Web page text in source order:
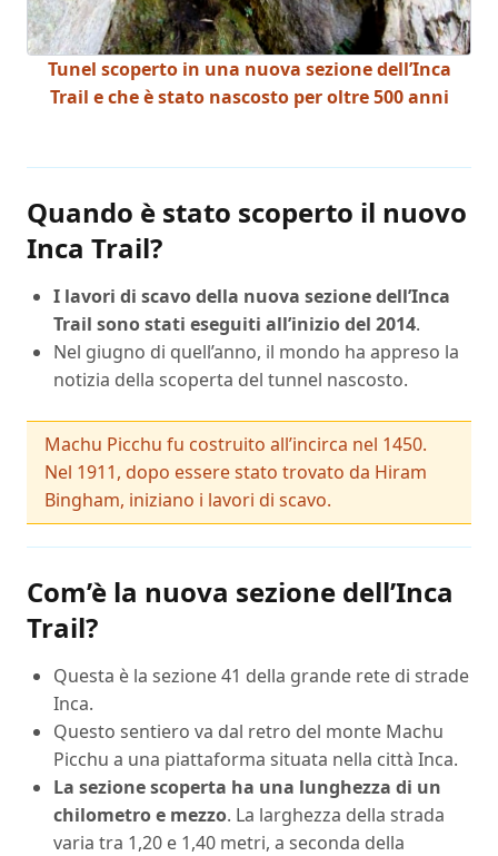
Tunel scoperto in una nuova sezione dell’Inca
Trail e che è stato nascosto per oltre 500 anni
Quando è stato scoperto il nuovo
Inca Trail?
I lavori di scavo della nuova sezione dell’Inca
Trail sono stati eseguiti all’inizio del 2014.
Nel giugno di quell’anno, il mondo ha appreso la
notizia della scoperta del tunnel nascosto.
Machu Picchu fu costruito all’incirca nel 1450.
Nel 1911, dopo essere stato trovato da Hiram
Bingham, iniziano i lavori di scavo.
Com’è la nuova sezione dell’Inca
Trail?
Questa è la sezione 41 della grande rete di strade
Inca.
Questo sentiero va dal retro del monte Machu
Picchu a una piattaforma situata nella città Inca.
La sezione scoperta ha una lunghezza di un
chilometro e mezzo. La larghezza della strada
varia tra 1,20 e 1,40 metri, a seconda della